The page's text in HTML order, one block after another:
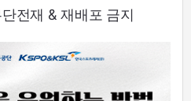
전재 & 재배포 금지